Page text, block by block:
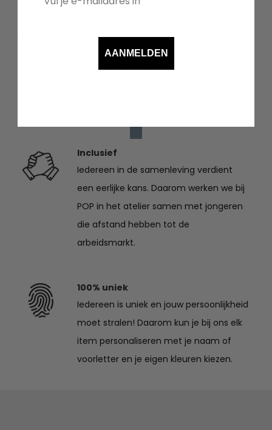
Al onze prints worden met liefde
ontworpen en met de hand bedrukt in
ons eigen atelier in Haarlem. Zo kunnen
Inclusief
Iedereen in de samenleving verdient
een eerlijke kans. Daarom werken we bij
POP in het atelier samen met jongeren
die afstand hebben tot de
arbeidsmarkt.
100% uniek
Iedereen is uniek en jouw persoonlijkheid
moet stralen! Daarom kun je bij ons elk
item personaliseren met je naam of
voorletter en je eigen kleuren kiezen.
AANMELDEN